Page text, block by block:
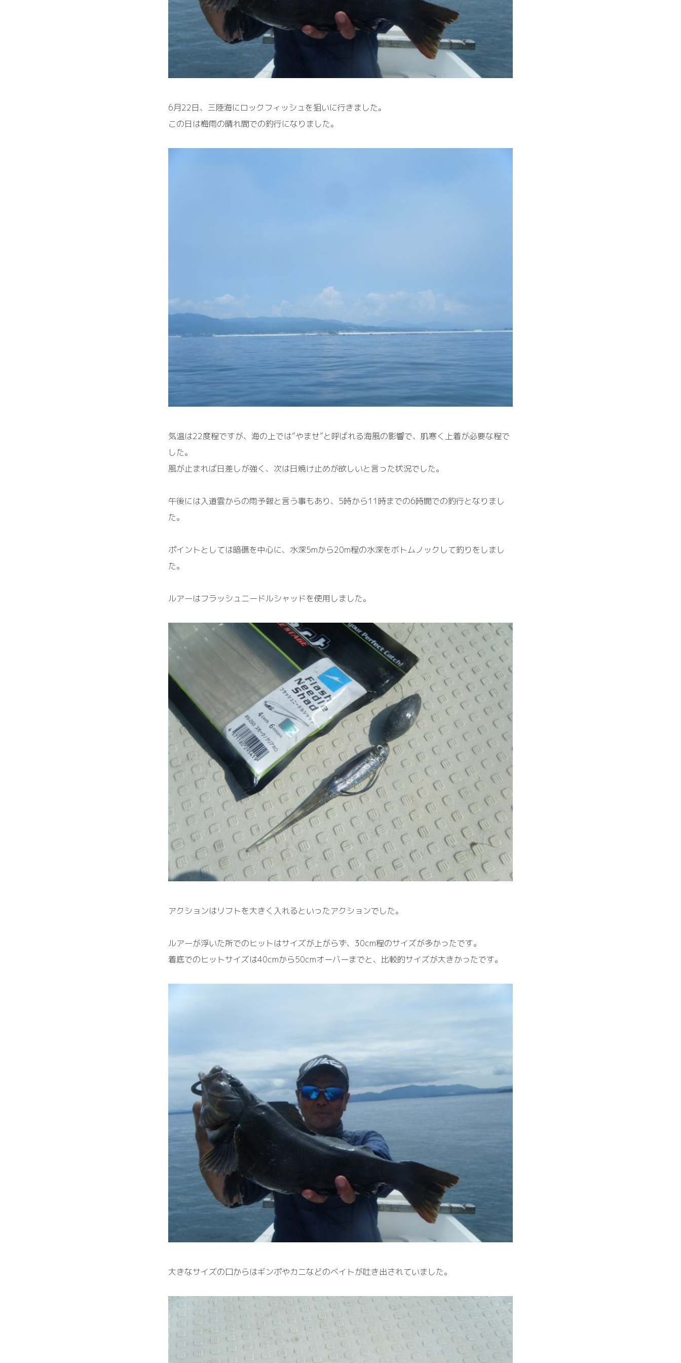
6月22日、三陸海にロックフィッシュを狙いに行きました。
この日は梅雨の晴れ間での釣行になりました。
気温は22度程ですが、海の上では”やませ”と呼ばれる海風の影響で、肌寒く上着が必要な程で
した。
風が止まれば日差しが強く、次は日焼け止めが欲しいと言った状況でした。
午後には入道雲からの雨予報と言う事もあり、5時から11時までの6時間での釣行となりまし
た。
ポイントとしては暗礁を中心に、水深5mから20m程の水深をボトムノックして釣りをしまし
た。
ルアーはフラッシュニードルシャッドを使用しました。
アクションはリフトを大きく入れるといったアクションでした。
ルアーが浮いた所でのヒットはサイズが上がらず、30cm程のサイズが多かったです。
着底でのヒットサイズは40cmから50cmオーバーまでと、比較的サイズが大きかったです。
大きなサイズの口からはギンポやカニなどのベイトが吐き出されていました。